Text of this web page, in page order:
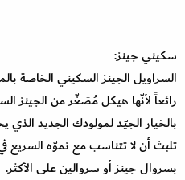
سكيني جينز:
السراويل الجينز السكيني الخاصة
رائعاً لأنّها هيكل مُصَغّر من الجينز
بالخيار الجيّد لمولودك الجديد
تلبث أن لا تتناسب مع نموّه السريع
بسروال جينز أو سروالين على الأكثر.